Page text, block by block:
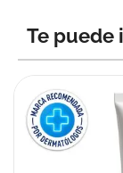
Te puede